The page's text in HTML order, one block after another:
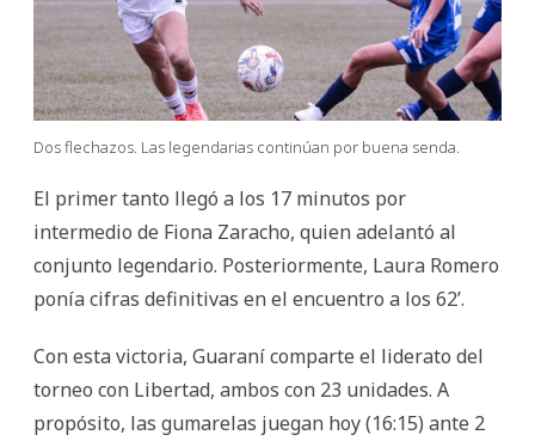
Dos flechazos. Las legendarias continúan por buena senda.
El primer tanto llegó a los 17 minutos por
intermedio de Fiona Zaracho, quien adelantó al
conjunto legendario. Posteriormente, Laura Romero
ponía cifras definitivas en el encuentro a los 62’.
Con esta victoria, Guaraní comparte el liderato del
torneo con Libertad, ambos con 23 unidades. A
propósito, las gumarelas juegan hoy (16:15) ante 2